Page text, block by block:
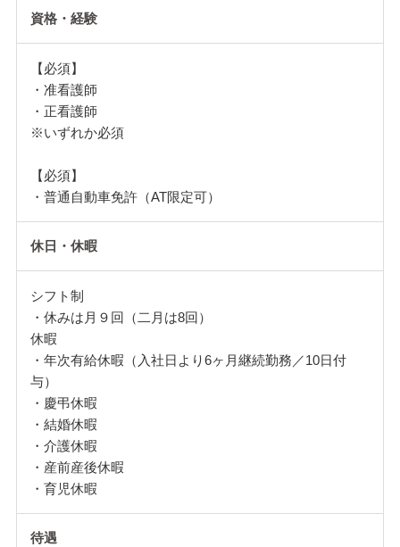
資格・経験
【必須】
・准看護師
・正看護師
※いずれか必須
【必須】
・普通自動車免許（AT限定可）
休日・休暇
シフト制
・休みは月９回（二月は8回）
休暇
・年次有給休暇（入社日より6ヶ月継続勤務／10日付
与）
・慶弔休暇
・結婚休暇
・介護休暇
・産前産後休暇
・育児休暇
待遇